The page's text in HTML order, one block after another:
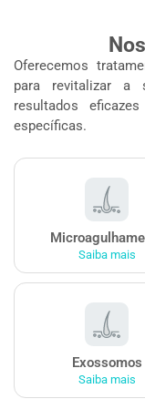
Oferecemos
para revitalizar a
resultados
específicas.
Saiba mais
Exossomos
Saiba mais